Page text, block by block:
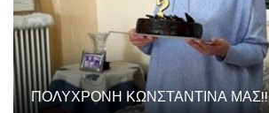
ΠΟΛΥΧΡΟΝΗ ΚΩΝΣΤΑΝΤΙΝΑ ΜΑΣ!!